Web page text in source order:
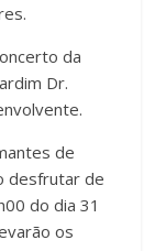
da
Dr.
de
desfrutar de
do dia 31
os